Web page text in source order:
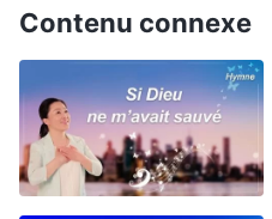
Contenu connexe